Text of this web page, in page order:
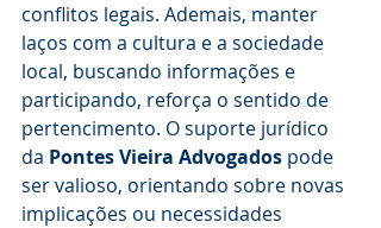
conflitos legais. Ademais, manter
laços com a cultura e a sociedade
local, buscando informações e
participando, reforça o sentido de
pertencimento. O suporte jurídico
da Pontes Vieira Advogados pode
ser valioso, orientando sobre novas
implicações ou necessidades